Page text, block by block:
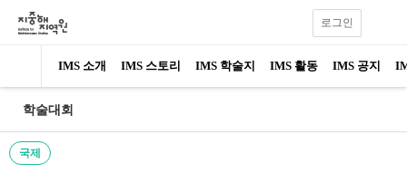
IMS 소개 IMS 스토리 IMS 학술지 IMS 활동 IMS 공지
로그인
학술대회
국제